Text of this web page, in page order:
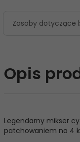
Zasoby dotyczące
Opis
Legendarny mikser
patchowaniem na 4